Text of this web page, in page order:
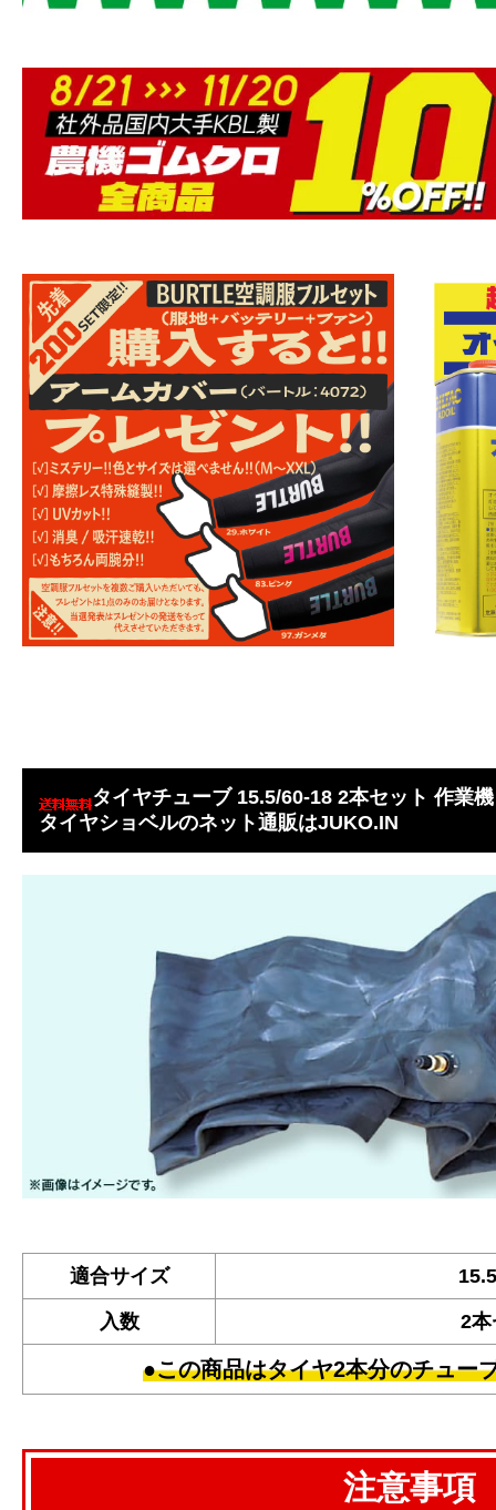
タイヤチューブ 15.5/60-18 2本セット 作業
タイヤショベルのネット通販はJUKO.IN
適合サイズ
入数 2本
●この商品はタイヤ2本分のチュー
注意事項